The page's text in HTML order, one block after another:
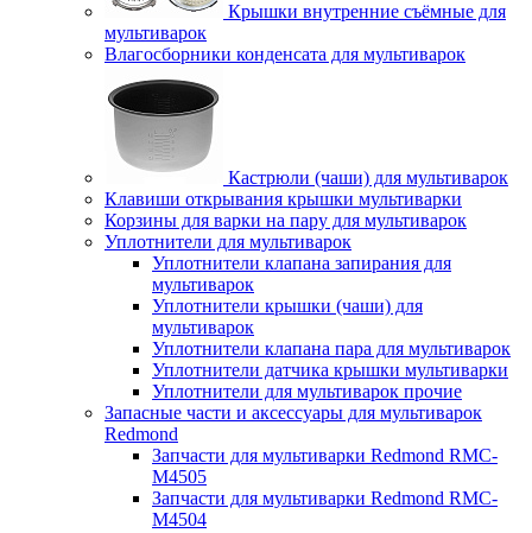
Крышки внутренние съёмные для
мультиварок
Влагосборники конденсата для мультиварок
Кастрюли (чаши) для мультиварок
Клавиши открывания крышки мультиварки
Корзины для варки на пару для мультиварок
Уплотнители для мультиварок
Уплотнители клапана запирания для
мультиварок
Уплотнители крышки (чаши) для
мультиварок
Уплотнители клапана пара для мультиварок
Уплотнители датчика крышки мультиварки
Уплотнители для мультиварок прочие
Запасные части и аксессуары для мультиварок
Redmond
Запчасти для мультиварки Redmond RMC-
M4505
Запчасти для мультиварки Redmond RMC-
M4504